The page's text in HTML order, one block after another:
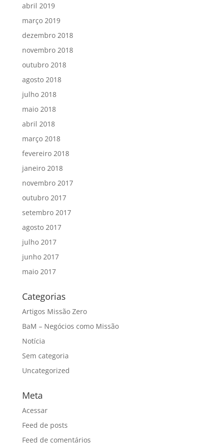
abril 2019
março 2019
dezembro 2018
novembro 2018
outubro 2018
agosto 2018
julho 2018
maio 2018
abril 2018
março 2018
fevereiro 2018
janeiro 2018
novembro 2017
outubro 2017
setembro 2017
agosto 2017
julho 2017
junho 2017
maio 2017
Categorias
Artigos Missão Zero
BaM – Negócios como Missão
Notícia
Sem categoria
Uncategorized
Meta
Acessar
Feed de posts
Feed de comentários